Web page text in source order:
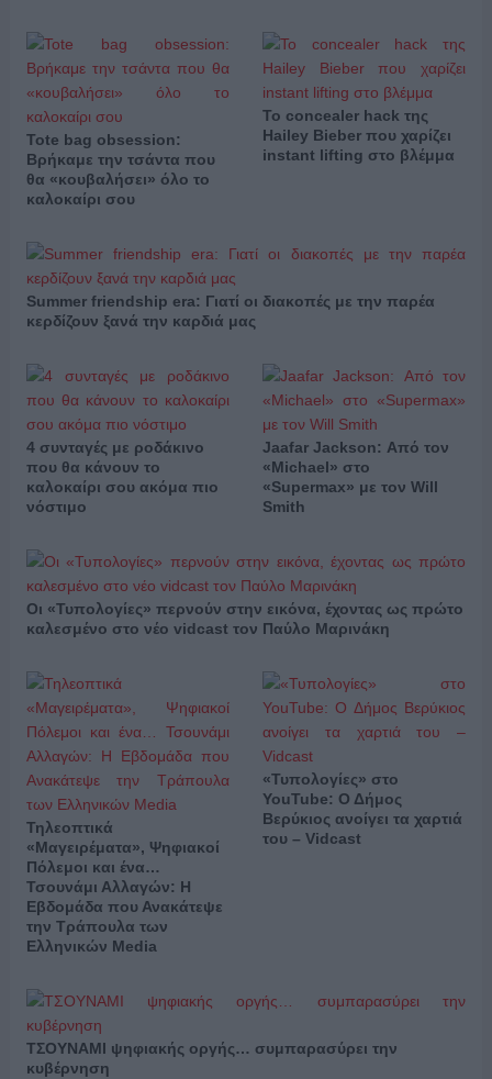
Tote bag obsession:
Βρήκαμε την τσάντα που
θα «κουβαλήσει» όλο το
καλοκαίρι σου
Το concealer hack της
Hailey Bieber που χαρίζει
instant lifting στο βλέμμα
Summer friendship era: Γιατί οι διακοπές με την παρέα
κερδίζουν ξανά την καρδιά μας
4 συνταγές με ροδάκινο
που θα κάνουν το
καλοκαίρι σου ακόμα πιο
νόστιμο
Jaafar Jackson: Από τον
«Michael» στο
«Supermax» με τον Will
Smith
Οι «Τυπολογίες» περνούν στην εικόνα, έχοντας ως πρώτο
καλεσμένο στο νέο vidcast τον Παύλο Μαρινάκη
Τηλεοπτικά
«Μαγειρέματα», Ψηφιακοί
Πόλεμοι και ένα…
Τσουνάμι Αλλαγών: Η
Εβδομάδα που Ανακάτεψε
την Τράπουλα των
Ελληνικών Media
«Τυπολογίες» στο
YouTube: Ο Δήμος
Βερύκιος ανοίγει τα χαρτιά
του – Vidcast
ΤΣΟΥΝΑΜΙ ψηφιακής οργής… συμπαρασύρει την
κυβέρνηση